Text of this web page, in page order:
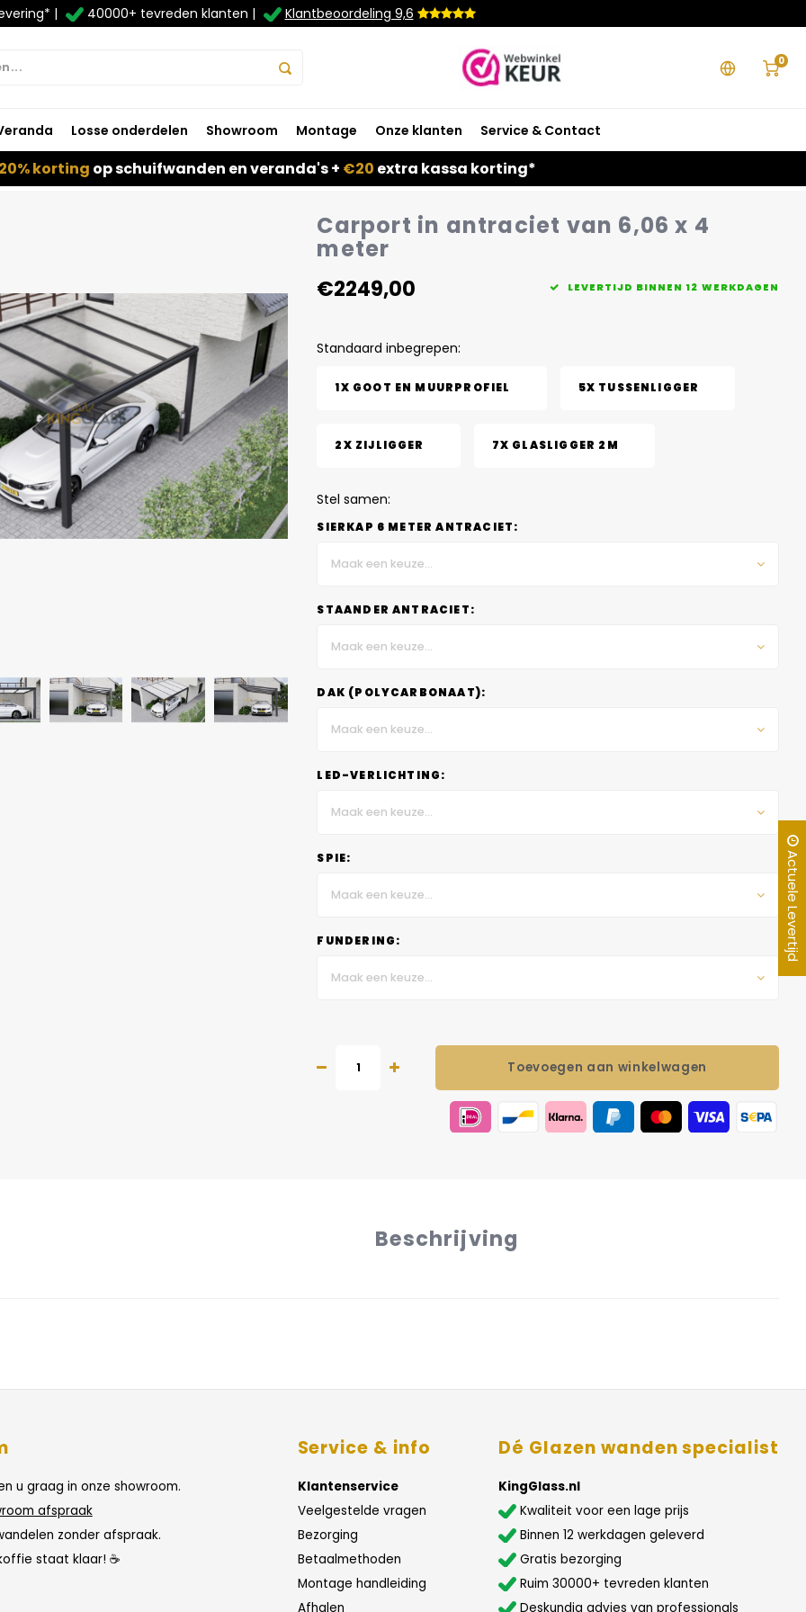
| 40000+ tevreden klanten | Klantbeoordeling 9,6
0
Losse onderdelen Showroom Montage Onze klanten Service & Contact
korting op schuifwanden en veranda's + €20 extra kassa korting*
Carport in antraciet van 6,06 x 4
meter
€2249,00 LEVERTIJD BINNEN 12 WERKDAGEN
Standaard inbegrepen:
1X GOOT EN MUURPROFIEL 5X TUSSENLIGGER
2X ZIJLIGGER 7X GLASLIGGER 2M
Stel samen:
SIERKAP 6 METER ANTRACIET:
Maak een keuze...
STAANDER ANTRACIET:
Maak een keuze...
DAK (POLYCARBONAAT):
Maak een keuze...
LED-VERLICHTING:
Maak een keuze...
SPIE:
Maak een keuze...
FUNDERING:
Maak een keuze...
Toevoegen aan winkelwagen
Beschrijving
u graag in onze showroom.
afspraak
zonder afspraak.
staat klaar! ☕
Service & info
Klantenservice
Veelgestelde vragen
Bezorging
Betaalmethoden
Montage handleiding
Afhalen
Dé Glazen wanden specialist
KingGlass.nl
Kwaliteit voor een lage prijs
Binnen 12 werkdagen geleverd
Gratis bezorging
Ruim 30000+ tevreden klanten
Deskundig advies van professionals
Actuele Levertijd